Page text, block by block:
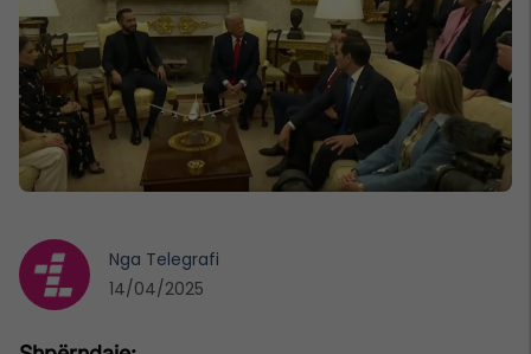
Nga Telegrafi
14/04/2025